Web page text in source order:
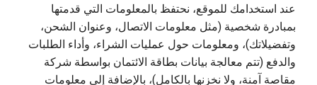
عند استخدامك للموقع، نحتفظ بالمعلومات التي قدمتها
بمبادرة شخصية (مثل معلومات الاتصال، وعنوان الشحن،
وتفضيلاتك)، ومعلومات حول عمليات الشراء، وأداء الطلبات
والدفع (تتم معالجة بيانات بطاقة الائتمان بواسطة شركة
مقاصة آمنة، ولا نخزنها بالكامل)، بالإضافة إلى معلومات